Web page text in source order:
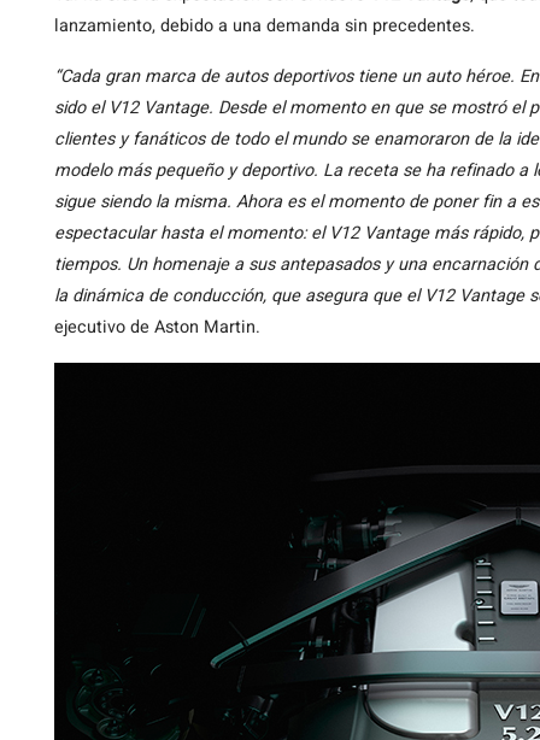
lanzamiento, debido a una demanda sin precedentes.
“Cada gran marca de autos deportivos tiene un auto héroe.
sido el V12 Vantage. Desde el momento en que se mostró el
clientes y fanáticos de todo el mundo se enamoraron de la
modelo más pequeño y deportivo. La receta se ha refinado a
sigue siendo la misma. Ahora es el momento de poner fin a
espectacular hasta el momento: el V12 Vantage más
tiempos. Un homenaje a sus antepasados y una
la dinámica de conducción, que asegura que el V12 Vantage
ejecutivo de Aston Martin.